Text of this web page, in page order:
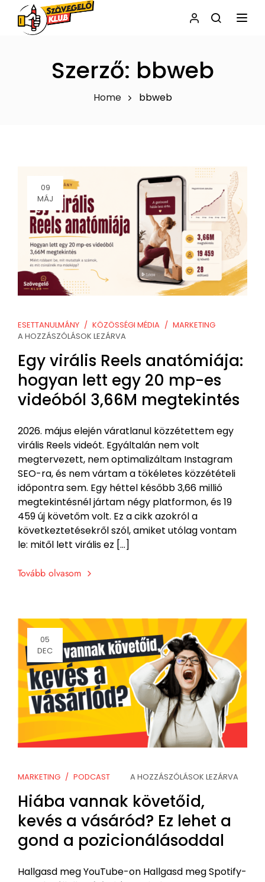
Szerző: bbweb
Home bbweb
09
MÁJ
ESETTANULMÁNY KÖZÖSSÉGI MÉDIA
MARKETING
A HOZZÁSZÓLÁSOK LEZÁRVA
Egy virális Reels anatómiája:
hogyan lett egy 20 mp-es
videóból 3,66M megtekintés
2026. május elején váratlanul közzétettem egy
virális Reels videót. Egyáltalán nem volt
megtervezett, nem optimalizáltam Instagram
SEO-ra, és nem vártam a tökéletes közzétételi
időpontra sem. Egy héttel később 3,66 millió
megtekintésnél jártam négy platformon, és 19
459 új követőm volt. Ez a cikk azokról a
következtetésekről szól, amiket utólag vontam
le: mitől lett virális ez […]
Tovább olvasom
05
DEC
MARKETING PODCAST A HOZZÁSZÓLÁSOK LEZÁRVA
Hiába vannak követőid,
kevés a vásáród? Ez lehet a
gond a pozicionálásoddal
Hallgasd meg YouTube-on Hallgasd meg Spotify-